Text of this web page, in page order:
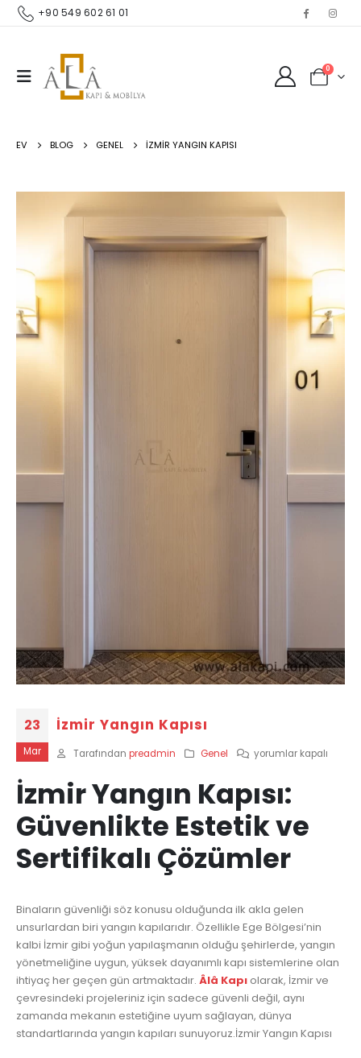
+90 549 602 61 01
0
EV BLOG GENEL İZMIR YANGIN KAPISI
23
Mar
İzmir Yangın Kapısı
Tarafından preadmin Genel
İzmir
Kapısı
için
yorumlar kapalı
İzmir Yangın Kapısı:
Güvenlikte Estetik ve
Sertifikalı Çözümler
Binaların güvenliği söz konusu olduğunda ilk akla gelen
unsurlardan biri yangın kapılarıdır. Özellikle Ege Bölgesi’nin
kalbi İzmir gibi yoğun yapılaşmanın olduğu şehirlerde, yangın
yönetmeliğine uygun, yüksek dayanımlı kapı sistemlerine olan
ihtiyaç her geçen gün artmaktadır. Âlâ Kapı olarak, İzmir ve
çevresindeki projeleriniz için sadece güvenli değil, aynı
zamanda mekanın estetiğine uyum sağlayan, dünya
standartlarında yangın kapıları sunuyoruz.İzmir Yangın Kapısı